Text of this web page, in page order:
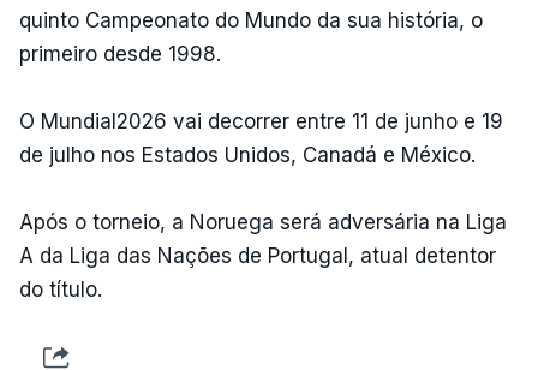
quinto Campeonato do Mundo da sua história, o
primeiro desde 1998.
O Mundial2026 vai decorrer entre 11 de junho e 19
de julho nos Estados Unidos, Canadá e México.
Após o torneio, a Noruega será adversária na Liga
A da Liga das Nações de Portugal, atual detentor
do título.